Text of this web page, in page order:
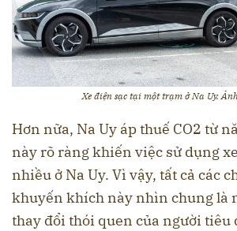
Xe điện sạc tại một trạm ở Na Uy.
Hơn nữa, Na Uy áp thuế CO2 từ
này rõ ràng khiến việc sử dụng
nhiều ở Na Uy. Vì vậy, tất cả các
khuyến khích này nhìn chung là
thay đổi thói quen của người tiêu